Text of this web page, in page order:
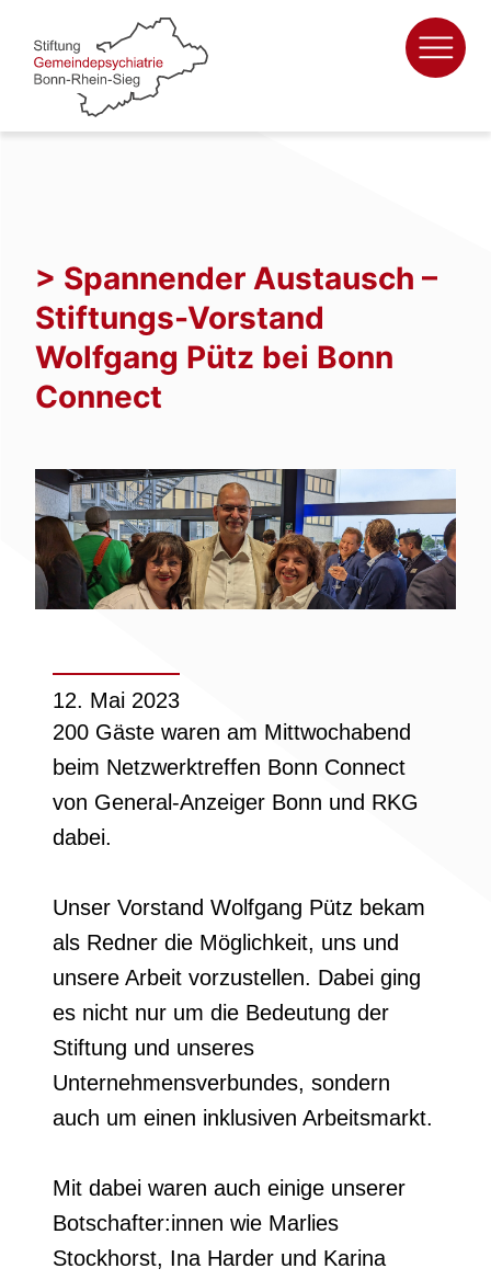
Zum
Inhalt
springen
> Spannender Austausch –
Stiftungs-Vorstand
Wolfgang Pütz bei Bonn
Connect
12. Mai 2023
200 Gäste waren am Mittwochabend
beim Netzwerktreffen Bonn Connect
von General-Anzeiger Bonn und RKG
dabei.
Unser Vorstand Wolfgang Pütz bekam
als Redner die Möglichkeit, uns und
unsere Arbeit vorzustellen. Dabei ging
es nicht nur um die Bedeutung der
Stiftung und unseres
Unternehmensverbundes, sondern
auch um einen inklusiven Arbeitsmarkt.
Mit dabei waren auch einige unserer
Botschafter:innen wie Marlies
Stockhorst, Ina Harder und Karina